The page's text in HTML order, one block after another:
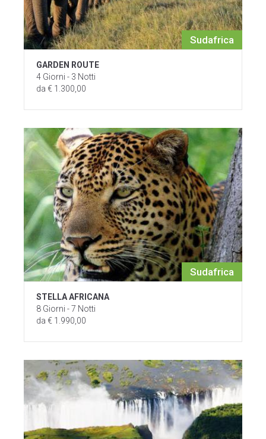
Sudafrica
GARDEN ROUTE
4 Giorni - 3 Notti
da € 1.300,00
Sudafrica
STELLA AFRICANA
8 Giorni - 7 Notti
da € 1.990,00